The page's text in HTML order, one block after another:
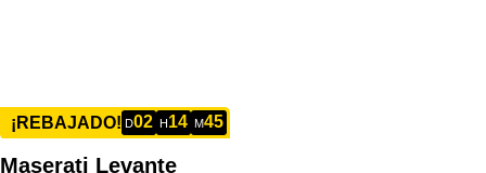
¡REBAJADO! D02 H 14 M45
Maserati Levante